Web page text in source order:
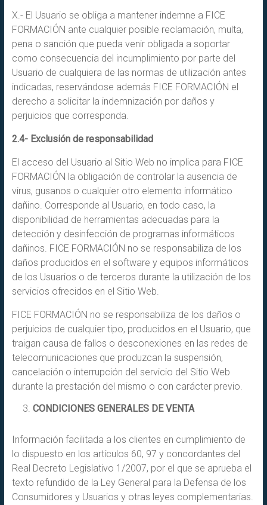
X.- El Usuario se obliga a mantener indemne a FICE
FORMACIÓN ante cualquier posible reclamación, multa,
pena o sanción que pueda venir obligada a soportar
como consecuencia del incumplimiento por parte del
Usuario de cualquiera de las normas de utilización antes
indicadas, reservándose además FICE FORMACIÓN el
derecho a solicitar la indemnización por daños y
perjuicios que corresponda.
2.4- Exclusión de responsabilidad
El acceso del Usuario al Sitio Web no implica para FICE
FORMACIÓN la obligación de controlar la ausencia de
virus, gusanos o cualquier otro elemento informático
dañino. Corresponde al Usuario, en todo caso, la
disponibilidad de herramientas adecuadas para la
detección y desinfección de programas informáticos
dañinos. FICE FORMACIÓN no se responsabiliza de los
daños producidos en el software y equipos informáticos
de los Usuarios o de terceros durante la utilización de los
servicios ofrecidos en el Sitio Web.
FICE FORMACIÓN no se responsabiliza de los daños o
perjuicios de cualquier tipo, producidos en el Usuario, que
traigan causa de fallos o desconexiones en las redes de
telecomunicaciones que produzcan la suspensión,
cancelación o interrupción del servicio del Sitio Web
durante la prestación del mismo o con carácter previo.
CONDICIONES GENERALES DE VENTA
Información facilitada a los clientes en cumplimiento de
lo dispuesto en los artículos 60, 97 y concordantes del
Real Decreto Legislativo 1/2007, por el que se aprueba el
texto refundido de la Ley General para la Defensa de los
Consumidores y Usuarios y otras leyes complementarias.